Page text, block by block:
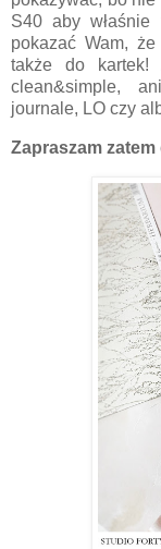
S40 aby właśnie
pokazać Wam,
także do
clean&simple,
journale, LO czy
Zapraszam